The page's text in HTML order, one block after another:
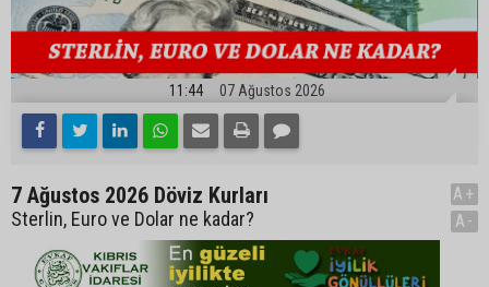
11:44 07 Ağustos 2026
7 Ağustos 2026 Döviz Kurları
Sterlin, Euro ve Dolar ne kadar?
A+
A-